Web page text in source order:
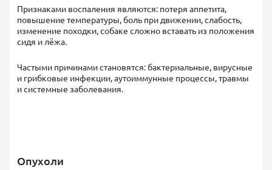
Признаками воспаления являются: потеря аппетита,
повышение температуры, боль при движении, слабость,
изменение походки, собаке сложно вставать из положения
сидя и лёжа.
Частыми причинами становятся: бактериальные, вирусные
и грибковые инфекции, аутоиммунные процессы, травмы
и системные заболевания.
Опухоли